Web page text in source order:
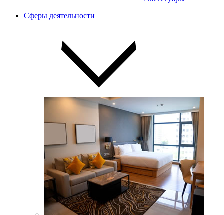
Сферы деятельности